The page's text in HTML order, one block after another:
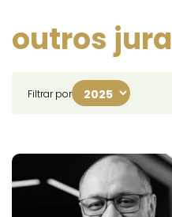
outros
Filtrar por